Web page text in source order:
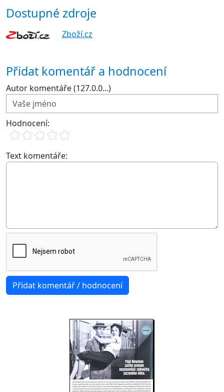
Dostupné zdroje
Zboží.cz
Přidat komentář a hodnocení
Autor komentáře (127.0.0...)
Hodnocení:
Text komentáře: